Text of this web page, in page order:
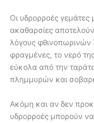
Οι υδρορροές
ακαθαρσίες
λόγους φθινοπωρινών
φραγμένες, το νερό
εύκολα από την
πλημμυρών και
Ακόμη και αν δεν
υδρορροές μπορούν